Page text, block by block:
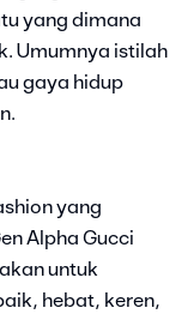
yang dimana
Umumnya istilah
gaya hidup
yang
Alpha Gucci
untuk
hebat, keren,